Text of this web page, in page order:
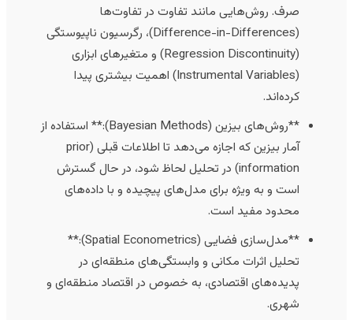
صرف. روش‌هایی مانند تفاوت در تفاوت‌ها
(Difference-in-Differences)، رگرسیون ناپیوستگی
(Regression Discontinuity) و متغیرهای ابزاری
(Instrumental Variables) اهمیت بیشتری پیدا
کرده‌اند.
**روش‌های بیزین (Bayesian Methods):** استفاده از
آمار بیزین که اجازه می‌دهد تا اطلاعات قبلی (prior
information) در تحلیل لحاظ شود، در حال گسترش
است و به ویژه برای مدل‌های پیچیده و با داده‌های
محدود مفید است.
**مدل‌سازی فضایی (Spatial Econometrics):**
تحلیل اثرات مکانی و وابستگی‌های منطقه‌ای در
پدیده‌های اقتصادی، به خصوص در اقتصاد منطقه‌ای و
شهری.